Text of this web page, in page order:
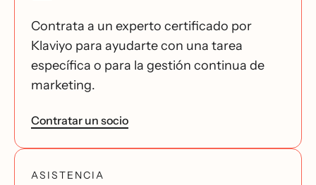
Contrata a un experto certificado por
Klaviyo para ayudarte con una tarea
específica o para la gestión continua de
marketing.
Contratar un socio
ASISTENCIA